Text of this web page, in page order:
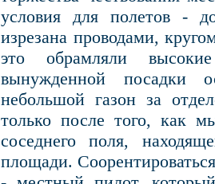
условия для полетов -
изрезана проводами,
это обрамляли
вынужденной посадки
небольшой газон за
только после того, как
соседнего поля,
площади.